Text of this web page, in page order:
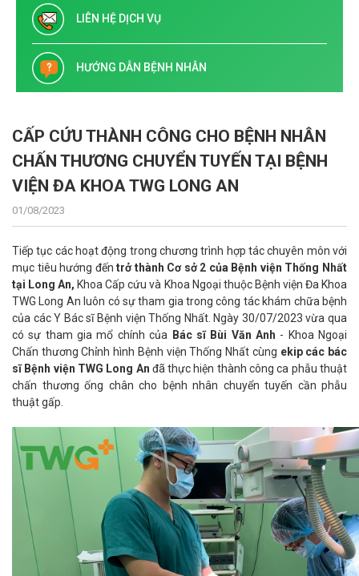
LIÊN HỆ DỊCH VỤ
HƯỚNG DẪN BỆNH NHÂN
CẤP CỨU THÀNH CÔNG CHO BỆNH NHÂN
CHẤN THƯƠNG CHUYỂN TUYẾN TẠI BỆNH
VIỆN ĐA KHOA TWG LONG AN
01/08/2023
Tiếp tục các hoạt động trong chương trình hợp tác chuyên môn với
mục tiêu hướng đếntrở thành Cơ sở 2 của Bệnh viện Thống Nhất
tại Long An, Khoa Cấp cứu và Khoa Ngoại thuộc Bệnh viện Đa Khoa
TWG Long An luôn có sự tham gia trong công tác khám chữa bệnh
của các Y Bác sĩ Bệnh viện Thống Nhất. Ngày 30/07/2023 vừa qua
có sự tham gia mổ chính của Bác sĩ Bùi Văn Anh - Khoa Ngoại
Chấn thương Chỉnh hình Bệnh viện Thống Nhất cùng ekip các bác
sĩ Bệnh viện TWG Long An đã thực hiện thành công ca phẫu thuật
chấn thương ống chân cho bệnh nhân chuyển tuyến cần phẫu
thuật gấp.